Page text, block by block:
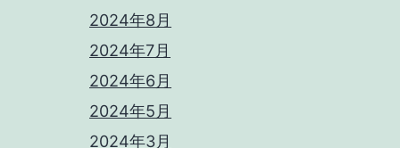
2024年8月
2024年7月
2024年6月
2024年5月
2024年3月